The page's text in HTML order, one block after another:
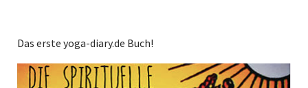
Das erste yoga-diary.de Buch!